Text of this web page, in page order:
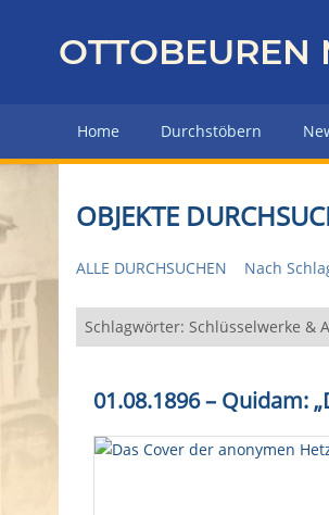
z
r
H
u
p
e
OTTOBEUREN
Home Durchstöbern
OBJEKTE
ALLE DURCHSUCHEN Nach
Schlagwörter: Schlüsselwerke &
01.08.1896 – Quidam: